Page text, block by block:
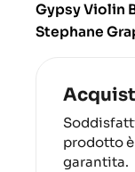
Gypsy Violin
Stephane
prodotto
garantita.